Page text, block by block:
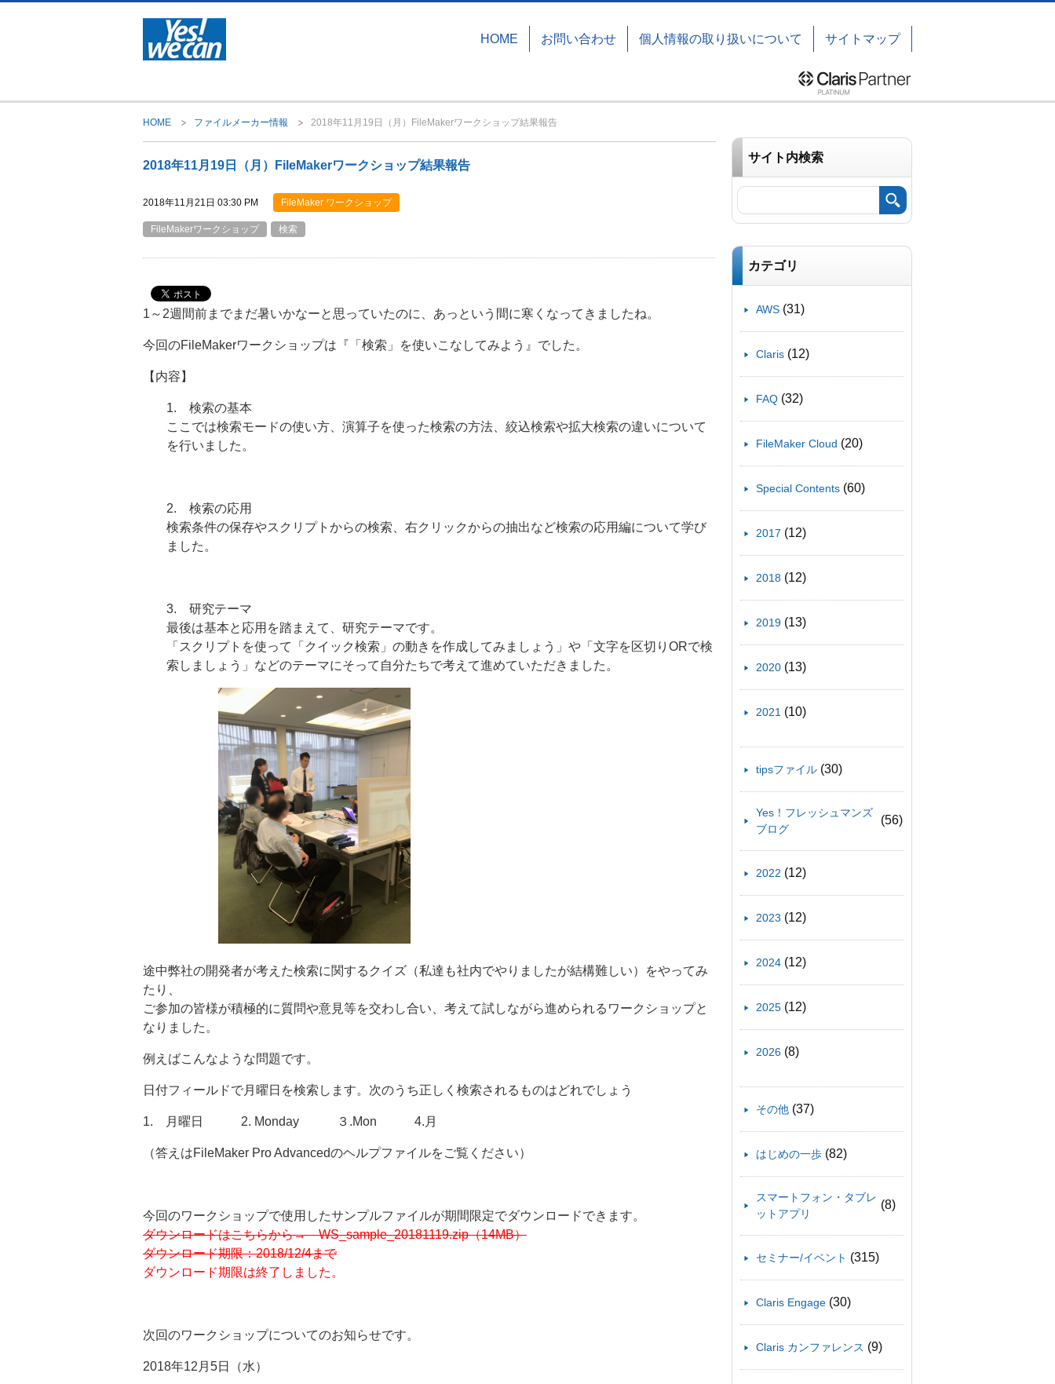
HOME お問い合わせ 個人情報の取り扱いについて サイトマップ
HOME ファイルメーカー情報 2018年11月19日（月）FileMakerワークショップ結果報告
2018年11月19日（月）FileMakerワークショップ結果報告
2018年11月21日 03:30 PM FileMaker ワークショップ
FileMakerワークショップ 検索
1～2週間前までまだ暑いかなーと思っていたのに、あっという間に寒くなってきましたね。
今回のFileMakerワークショップは『「検索」を使いこなしてみよう』でした。
【内容】
1. 検索の基本
ここでは検索モードの使い方、演算子を使った検索の方法、絞込検索や拡大検索の違いについて
を行いました。
2. 検索の応用
検索条件の保存やスクリプトからの検索、右クリックからの抽出など検索の応用編について学び
ました。
3. 研究テーマ
最後は基本と応用を踏まえて、研究テーマです。
「スクリプトを使って「クイック検索」の動きを作成してみましょう」や「文字を区切りORで検
索しましょう」などのテーマにそって自分たちで考えて進めていただきました。
途中弊社の開発者が考えた検索に関するクイズ（私達も社内でやりましたが結構難しい）をやってみ
たり、
ご参加の皆様が積極的に質問や意見等を交わし合い、考えて試しながら進められるワークショップと
なりました。
例えばこんなような問題です。
日付フィールドで月曜日を検索します。次のうち正しく検索されるものはどれでしょう
1. 月曜日 2. Monday ３.Mon 4.月
（答えはFileMaker Pro Advancedのヘルプファイルをご覧ください）
今回のワークショップで使用したサンプルファイルが期間限定でダウンロードできます。
ダウンロードはこちらから→ WS_sample_20181119.zip（14MB）
ダウンロード期限：2018/12/4まで
ダウンロード期限は終了しました。
次回のワークショップについてのお知らせです。
2018年12月5日（水）
サイト内検索
カテゴリ
AWS (31)
Claris (12)
FAQ (32)
FileMaker Cloud (20)
Special Contents (60)
2017 (12)
2018 (12)
2019 (13)
2020 (13)
2021 (10)
tipsファイル (30)
Yes！フレッシュマンズ
ブログ
(56)
2022 (12)
2023 (12)
2024 (12)
2025 (12)
2026 (8)
その他 (37)
はじめの一歩 (82)
スマートフォン・タブレ
ットアプリ
(8)
セミナー/イベント (315)
Claris Engage (30)
Claris カンファレンス (9)